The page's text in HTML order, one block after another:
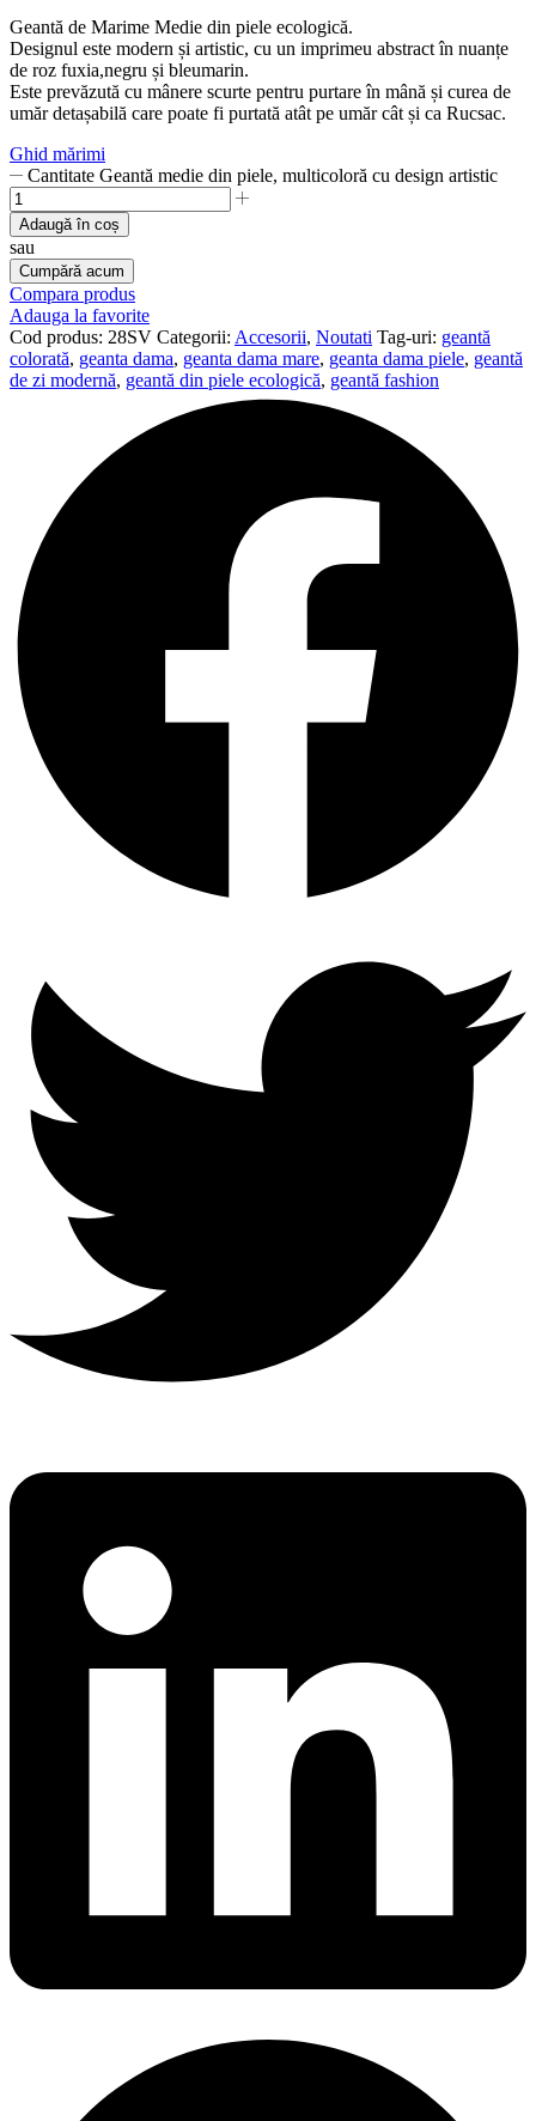
Geantă de Marime Medie din piele ecologică.
Designul este modern și artistic, cu un imprimeu abstract în nuanțe
de roz fuxia,negru și bleumarin.
Este prevăzută cu mânere scurte pentru purtare în mână și curea de
umăr detașabilă care poate fi purtată atât pe umăr cât și ca Rucsac.
Ghid mărimi
Cantitate Geantă medie din piele, multicoloră cu design artistic
Adaugă în coș
sau
Cumpără acum
Compara produs
Adauga la favorite
Cod produs: 28SV Categorii: Accesorii, Noutati Tag-uri: geantă
colorată, geanta dama, geanta dama mare, geanta dama piele, geantă
de zi modernă, geantă din piele ecologică, geantă fashion